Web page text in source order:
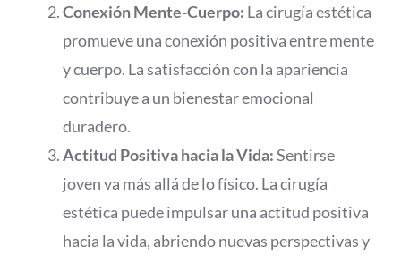
Conexión Mente-Cuerpo: La cirugía estética
promueve una conexión positiva entre mente
y cuerpo. La satisfacción con la apariencia
contribuye a un bienestar emocional
duradero.
Actitud Positiva hacia la Vida:Sentirse
joven va más allá de lo físico. La cirugía
estética puede impulsar una actitud positiva
hacia la vida, abriendo nuevas perspectivas y